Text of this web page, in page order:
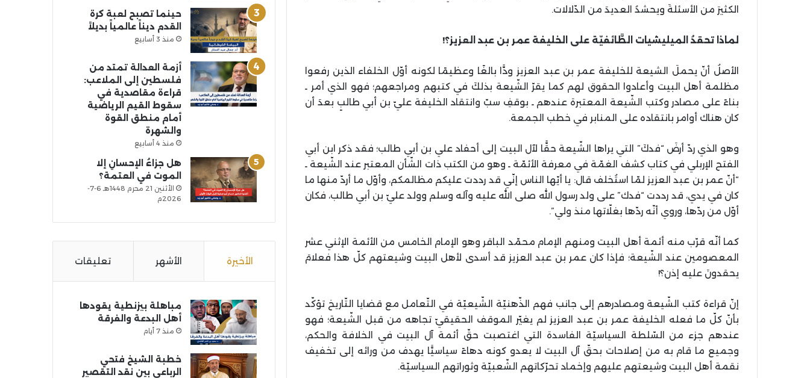
الكثيرَ من الأسئلةَ ويحشدُ العديدَ من الدّلالات.
لماذا تحقدُ الميليشيات الطَّائفيّة على الخليفة عمر بن عبد العزيز؟!
الأصلُ أنّ يحملَ الشيعة للخليفة عمر بن عبد العزيز ودًّا بالغًا وعظيمًا لكونه أوّل الخلفاء الذين رفعوا
مظلمة أهل البيت وأعادوا الحقوق لهم كما يقرّ الشّيعة بذلكَ في كتبهم ومراجعهم؛ فهو الذي أمر ـ
بناءً على مصادر وكتب الشّيعة المعتبرة عندهم ـ بوقفِ سبّ وانتقاد الخليفة عليّ بن أبي طالبٍ بعدَ أن
كان هناك أوامر بانتقاده على المنابر في خطب الجمعة.
وهو الذي ردّ أرضَ “فدكَ” التي يراها الشّيعة حقًّا لآل البيت إلى أحفاد علي بن أبي طالب؛ فقد ذكر ابن أبي
الفتح الإربلي في كتاب كشف الغمّة في معرفة الأئمّة ـ وهو من الكتب ذات الشّأن المعتبر عند الشّيعة ـ
“أنّ عمر بن عبد العزيز لمّا استُخلف قال: يا أيّها الناس إنّي قد رددت عليكم مظالمكم، وأوّل ما أردّ منها ما
كان في يدي، قد رددت “فدك” على ولد رسول الله صلى الله عليه وآله وسلم وولد عليّ بن أبي طالب، فكان
أوّل من ردّها، وروي أنّه ردّها بغلّاتها منذ ولي”.
كما أنّه قرّب منه أئمة أهل البيت ومنهم الإمام محمّد الباقر وهو الإمام الخامس من الأئمة الإثني عشر
المعصومين عند الشّيعة؛ فإذا كان عمر بن عبد العزيز قد أسدى لأهل البيت وشيعتهم كلّ هذا فعلامَ
يحقدونَ عليه إذن؟!
إنّ قراءة كتب الشّيعة ومصادرهم إلى جانب فهم الذّهنيّة الشّيعيّة في التّعامل مع قضايا التّاريخ تؤكّد
بأنّ كلّ ما فعله الخليفة عمر بن عبد العزيز لم يغيّر الموقف الحقيقيّ تجاهه من قبل الشّيعة؛ فهو
عندهم جزء من السّلطة السياسيّة الفاسدة التي اغتصبت حقّ أئمة آل البيت في الخلافة والحكم،
وجميع ما قام به من إصلاحات بحقّ آل البيت لا يعدو كونه دهاءً سياسيًّا يهدف من ورائه إلى تخفيف
نقمة أهل البيت وشيعتهم عليهم وإخماد تحرّكاتهم الشّعبيّة وثوراتهم السياسيّة.
حينما تصبح لعبة كرة
القدم ديناً عالمياً بديلاً
منذ 3 أسابيع
أزمة العدالة تمتد من
فلسطين إلى الملاعب:
قراءة مقاصدية في
سقوط القيم الرياضية
أمام منطق القوة
والشهرة
منذ 4 أسابيع
هل جزاءُ الإحسانِ إلا
الموت في العتمة؟
الأثنين 21 محرم 1448هـ 6-7-
2026م
الأخيرة الأشهر تعليقات
مباهلة بيزنطية يقودها
أهل البدعة والفرقة
منذ 7 أيام
خطبة الشيخ فتحي
الرباعي بين نقد التقصير